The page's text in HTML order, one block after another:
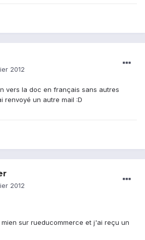
2012
vers la doc en français sans autres
renvoyé un autre mail :D
2012
sur rueducommerce et j'ai reçu un